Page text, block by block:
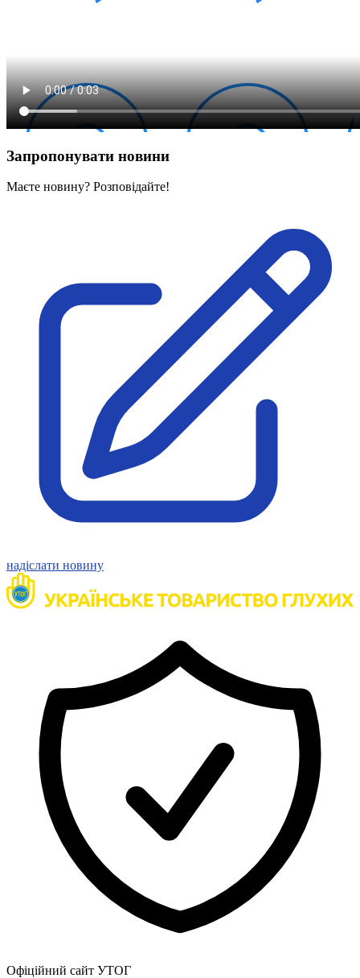
Запропонувати новини
Маєте новину? Розповідайте!
надіслати новину
Офіційний сайт УТОГ